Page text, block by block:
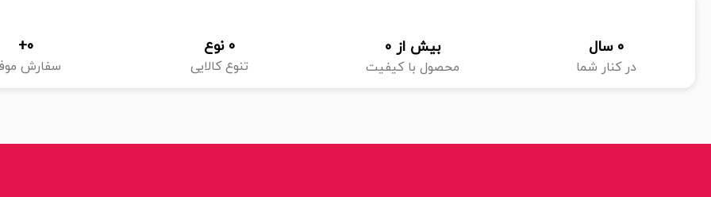
در کنار شما
0 سال
محصول با کیفیت
بیش از 0
تنوع کالایی
0 نوع
سفارش
0
+